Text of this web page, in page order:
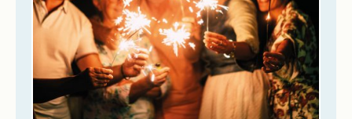
Wir über uns
Partner/Referenzen Stellenangebote
Kontakt
Öffnungszeiten
Winterstimmung am Celler Schloss
© artfocus - stock.adobe.com
Burgplatz in Braunschweig
© Blickfang-stock.adobe.com
Hotel Belvilla Braunschweig